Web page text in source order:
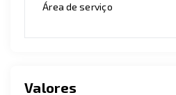
Área de serviço
Valores